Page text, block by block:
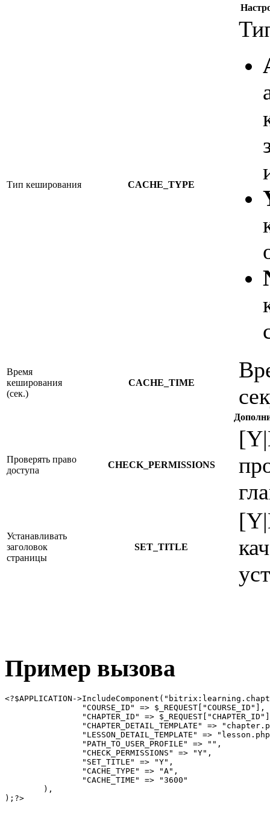
Тип кеширования CACHE_TYPE
Время
кеширования
(сек.)
CACHE_TIME
Проверять право
доступа
CHECK_PERMISSIONS
Устанавливать
заголовок
страницы
SET_TITLE
Пример вызова
<?$APPLICATION-